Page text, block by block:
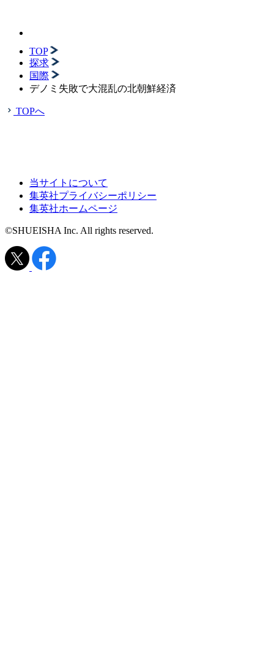
TOP
探求
国際
デノミ失敗で大混乱の北朝鮮経済
TOPへ
当サイトについて
集英社プライバシーポリシー
集英社ホームページ
©SHUEISHA Inc. All rights reserved.